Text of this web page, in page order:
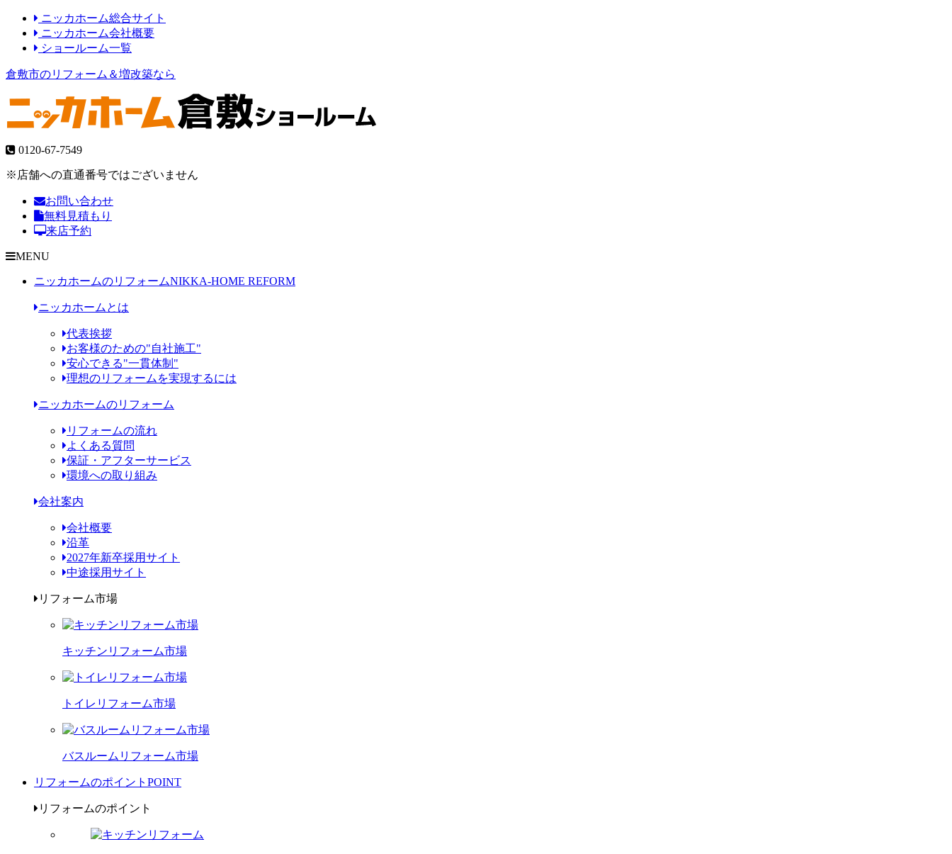
ニッカホーム総合サイト
ニッカホーム会社概要
ショールーム一覧
倉敷市のリフォーム＆増改築なら
0120-67-7549
※店舗への直通番号ではございません
お問い合わせ
無料見積もり
来店予約
MENU
ニッカホームのリフォームNIKKA-HOME REFORM
ニッカホームとは
代表挨拶
お客様のための"自社施工"
安心できる"一貫体制"
理想のリフォームを実現するには
ニッカホームのリフォーム
リフォームの流れ
よくある質問
保証・アフターサービス
環境への取り組み
会社案内
会社概要
沿革
2027年新卒採用サイト
中途採用サイト
リフォーム市場
キッチンリフォーム市場
トイレリフォーム市場
バスルームリフォーム市場
リフォームのポイント POINT
リフォームのポイント